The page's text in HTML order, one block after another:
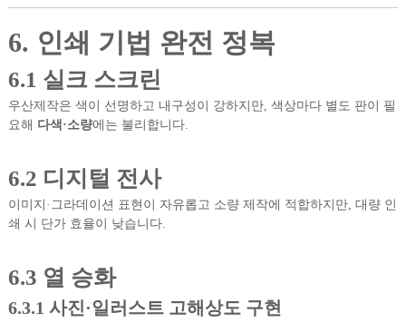
6. 인쇄 기법 완전 정복
6.1 실크 스크린
우산제작은 색이 선명하고 내구성이 강하지만, 색상마다 별도 판이 필
요해 다색·소량에는 불리합니다.
6.2 디지털 전사
이미지·그라데이션 표현이 자유롭고 소량 제작에 적합하지만, 대량 인
쇄 시 단가 효율이 낮습니다.
6.3 열 승화
6.3.1 사진·일러스트 고해상도 구현